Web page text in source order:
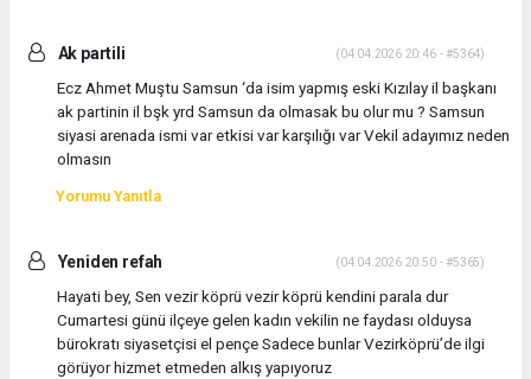
Ak partili (04.04.2026 20:46 - #5364)
Ecz Ahmet Muştu Samsun ‘da isim yapmış eski Kızılay il başkanı
ak partinin il bşk yrd Samsun da olmasak bu olur mu ? Samsun
siyasi arenada ismi var etkisi var karşılığı var Vekil adayımız neden
olmasın
Yorumu Yanıtla
Yeniden refah (04.04.2026 20:50 - #5365)
Hayati bey, Sen vezir köprü vezir köprü kendini parala dur
Cumartesi günü ilçeye gelen kadın vekilin ne faydası olduysa
bürokratı siyasetçisi el pençe Sadece bunlar Vezirköprü’de ilgi
görüyor hizmet etmeden alkış yapıyoruz